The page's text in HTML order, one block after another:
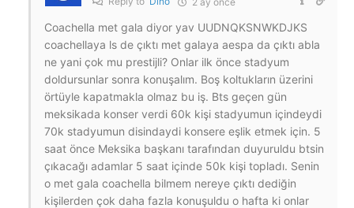
Coachella met gala diyor yav UUDNQKSNWKDJKS
coachellaya ls de çıktı met galaya aespa da çıktı abla
ne yani çok mu prestijli? Onlar ilk önce stadyum
doldursunlar sonra konuşalım. Boş koltukların üzerini
örtüyle kapatmakla olmaz bu iş. Bts geçen gün
meksikada konser verdi 60k kişi stadyumun içindeydi
70k stadyumun disindaydi konsere eşlik etmek için. 5
saat önce Meksika başkanı tarafından duyuruldu btsin
çıkacağı adamlar 5 saat içinde 50k kişi topladı. Senin
o met gala coachella bilmem nereye çıktı dediğin
kişilerden çok daha fazla konuşuldu o hafta ki onlar